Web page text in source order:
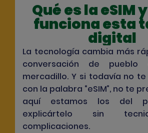
Qué es la eSIM
funciona esta
digital
La tecnología cambia más
conversación de
mercadillo. Y si todavía no
con la palabra “eSIM”, no te
aquí estamos los del
explicártelo sin
complicaciones.